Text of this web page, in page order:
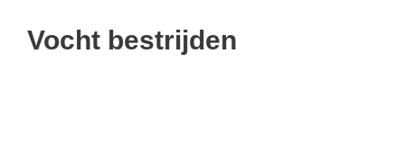
Vocht bestrijden